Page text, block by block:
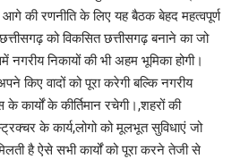
की रणनीति के लिए यह बैठक बेहद महत्वपूर्ण
को विकसित छत्तीसगढ़ बनाने का जो
नगरीय निकायों की भी अहम भूमिका होगी।
किए वादों को पूरा करेगी बल्कि नगरीय
के कार्यों के कीर्तिमान रचेगी।,शहरों की
के कार्य,लोगो को मूलभूत सुविधाएं जो
है ऐसे सभी कार्यों को पूरा करने तेजी से